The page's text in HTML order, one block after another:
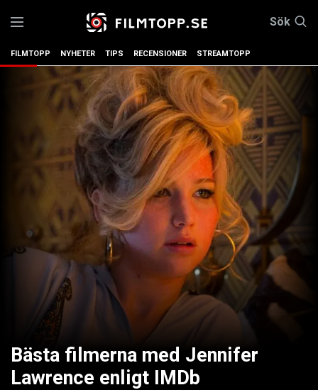
Sök
FILMTOPP NYHETER TIPS RECENSIONER STREAMTOPP
Bästa filmerna med Jennifer
Lawrence enligt IMDb